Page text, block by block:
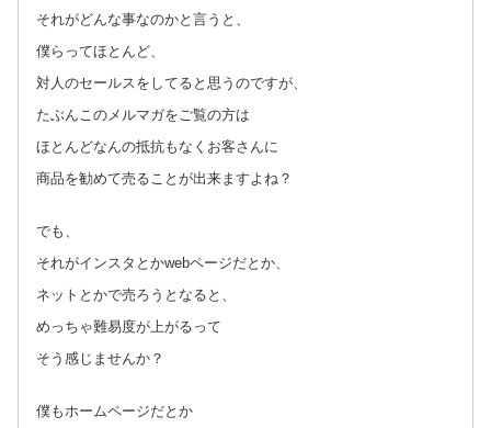
それがどんな事なのかと言うと、
僕らってほとんど、
対人のセールスをしてると思うのですが、
たぶんこのメルマガをご覧の方は
ほとんどなんの抵抗もなくお客さんに
商品を勧めて売ることが出来ますよね？
でも、
それがインスタとかwebページだとか、
ネットとかで売ろうとなると、
めっちゃ難易度が上がるって
そう感じませんか？
僕もホームページだとか